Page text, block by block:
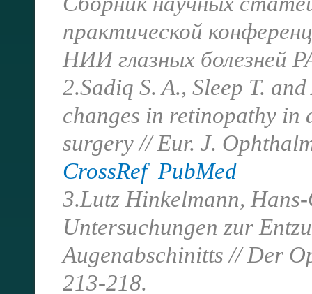
практической
НИИ глазных болезней
2.Sadiq S. A., Sleep T.
changes in retinopathy
surgery // Eur. J.
CrossRef PubMed
3.Lutz Hinkelmann,
Untersuchungen zur
Augenabschinitts // Der
213-218.